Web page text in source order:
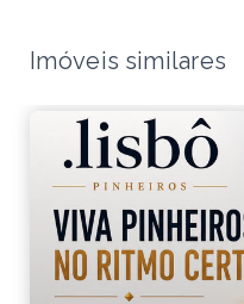
Imóveis similares